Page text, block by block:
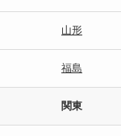
山形
福島
関東